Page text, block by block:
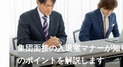
集団面接の入退室マナーが
のポイントを解説します